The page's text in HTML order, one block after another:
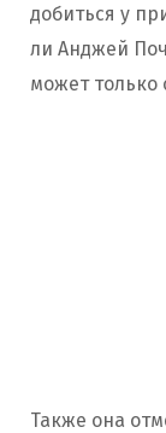
добиться у
ли Анджей
может только
Также она